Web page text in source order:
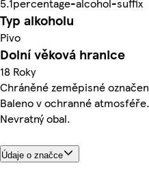
5.1percentage-alcohol-suffix
Typ alkoholu
Pivo
Dolní věková hranice
18 Roky
Chráněné zeměpisné
Baleno v ochranné atmosféře.
Nevratný obal.
Údaje o značce